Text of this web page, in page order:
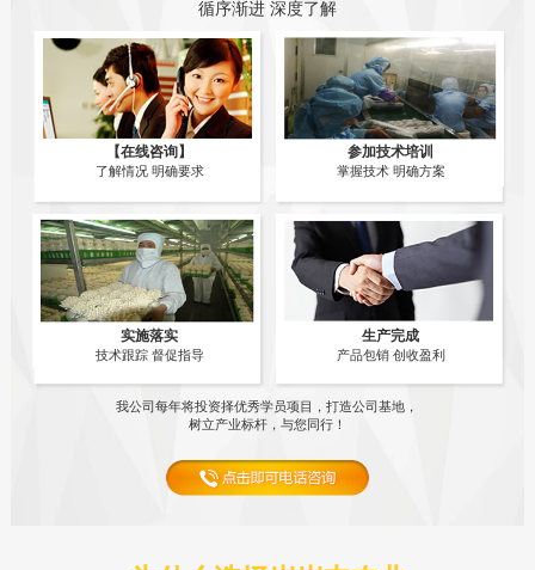
循序渐进 深度了解
【在线咨询】
了解情况 明确要求
参加技术培训
掌握技术 明确方案
实施落实
技术跟踪 督促指导
生产完成
产品包销 创收盈利
我公司每年将投资择优秀学员项目，打造公司基地，
树立产业标杆，与您同行！